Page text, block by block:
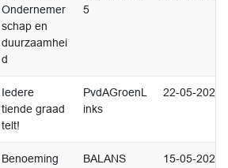
Ondernemer
schap en
duurzaamhei
d
5
Iedere
tiende graad
telt!
PvdAGroenL
inks
22-05-2025
Benoeming
BALANS 15-05-2025